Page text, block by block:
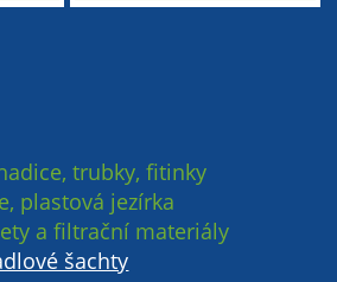
trubky, fitinky
plastová jezírka
a filtrační materiály
šachty